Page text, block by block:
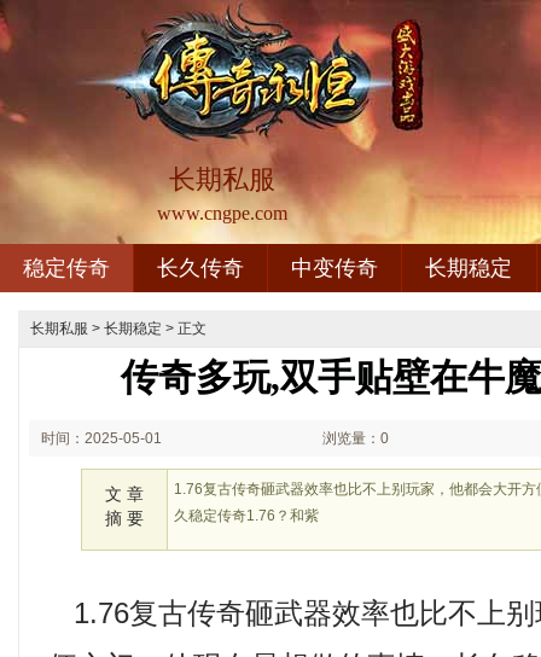
长期私服
www.cngpe.com
稳定传奇 长久传奇 中变传奇 长期稳定
长期私服 > 长期稳定 > 正文
传奇多玩,双手贴壁在牛
时间：2025-05-01 浏览量：0
文 章
摘 要
1.76复古传奇砸武器效率也比不上别玩家，他都会大开
久稳定传奇1.76？和紫
1.76复古传奇砸武器效率也比不上